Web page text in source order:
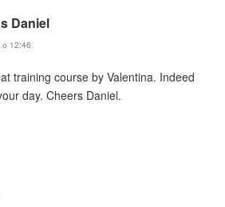
Daniel
о 12:46
training course by Valentina. Indeed
day. Cheers Daniel.